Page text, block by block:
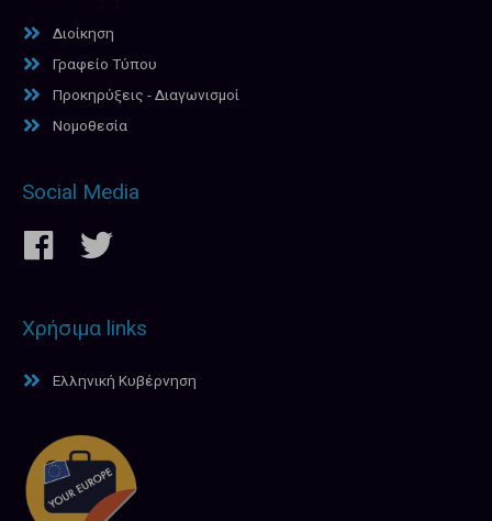
Διοίκηση
Γραφείο Τύπου
Προκηρύξεις - Διαγωνισμοί
Νομοθεσία
Social Media
Χρήσιμα links
Ελληνική Κυβέρνηση